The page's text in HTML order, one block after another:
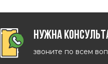
Нужна
звоните по всем